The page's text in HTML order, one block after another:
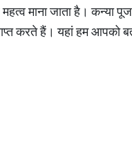
माना जाता है। कन्या
करते हैं। यहां हम आपको